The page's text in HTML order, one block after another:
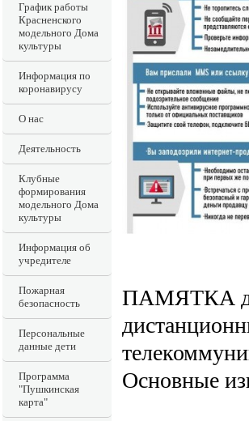
График работы
Красненского
модельного Дома
культуры
Информация по
коронавирусу
О нас
Деятельность
Клубные
формирования
модельного Дома
культуры
Информация об
учредителе
Пожарная
безопасность
Персональные
данные дети
Программа
"Пушкинская
карта"
ПАМЯТКА
Основные